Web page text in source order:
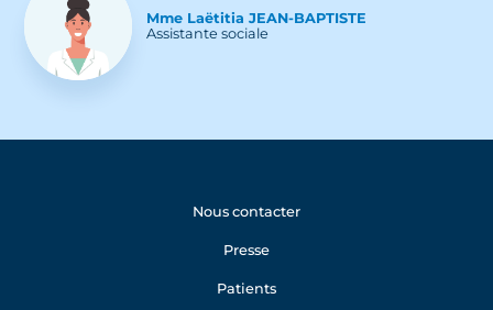
Mme Laëtitia JEAN-BAPTISTE
Assistante sociale
Nous contacter
Presse
Patients